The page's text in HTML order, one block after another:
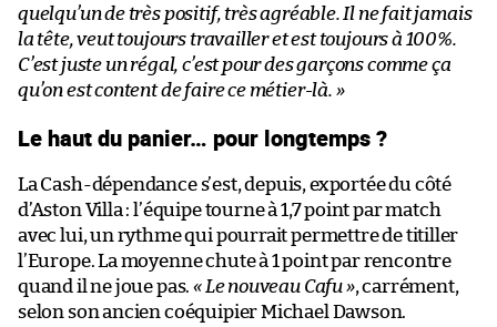
quelqu’un de très positif, très agréable. Il ne fait jamais
la tête, veut toujours travailler et est toujours à 100%.
C’est juste un régal, c’est pour des garçons comme ça
qu’on est content de faire ce métier-là. »
Le haut du panier… pour longtemps ?
La Cash-dépendance s’est, depuis, exportée du côté
d’Aston Villa : l’équipe tourne à 1,7 point par match
avec lui, un rythme qui pourrait permettre de titiller
l’Europe. La moyenne chute à 1 point par rencontre
quand il ne joue pas.« Le nouveau Cafu », carrément,
selon son ancien coéquipier Michael Dawson.